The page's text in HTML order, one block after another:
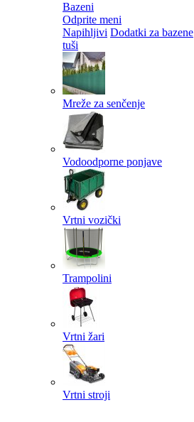
Bazeni
Odprite meni
Napihljivi Dodatki za bazene
tuši
Mreže za senčenje
Vodoodporne ponjave
Vrtni vozički
Trampolini
Vrtni žari
Vrtni stroji